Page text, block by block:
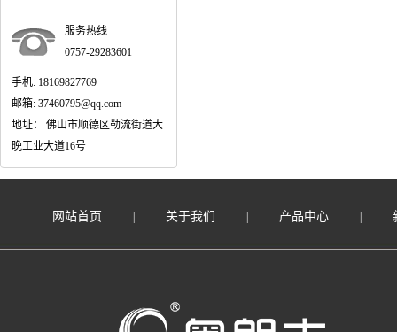
服务热线
0757-29283601
手机: 18169827769
邮箱: 37460795@qq.com
地址： 佛山市顺德区勒流街道大
晚工业大道16号
网站首页 关于我们 产品中心